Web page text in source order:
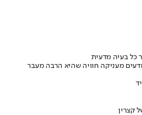
כל בעיה מדעית
מעניקה חוויה שהיא הרבה מעבר
קצרין